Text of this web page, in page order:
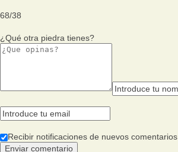
68/38
¿Qué otra piedra tienes?
Recibir notificaciones de nuevos comentarios